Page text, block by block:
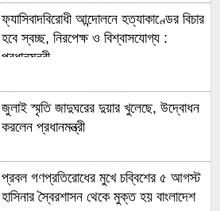
ফ্যাসিবাদবিরোধী আন্দোলনে হত্যাকাণ্ডের বিচার
হবে স্বচ্ছ, নিরপেক্ষ ও বিশ্বাসযোগ্য :
প্রধানমন্ত্রী
জুলাই স্মৃতি জাদুঘরের দুয়ার খুলেছে, উদ্বোধন
করলেন প্রধানমন্ত্রী
প্রবল গণপ্রতিরোধের মুখে চব্বিশের ৫ আগস্ট
হাসিনার স্বৈরশাসন থেকে মুক্ত হয় বাংলাদেশ